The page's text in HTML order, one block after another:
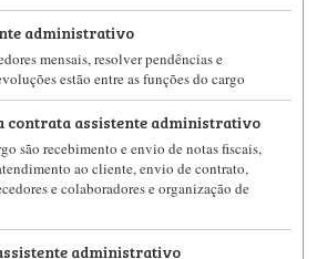
administrativo
mensais, resolver pendências e
estão entre as funções do cargo
contrata assistente administrativo
são recebimento e envio de notas fiscais,
ao cliente, envio de contrato,
e colaboradores e organização de
administrativo